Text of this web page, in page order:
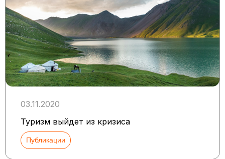
03.11.2020
Туризм выйдет из кризиса
Публикации